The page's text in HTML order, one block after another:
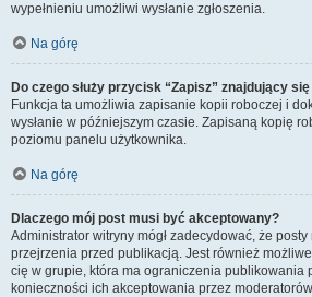
wypełnieniu umożliwi wysłanie zgłoszenia.
Na górę
Do czego służy przycisk “Zapisz” znajdujący
Funkcja ta umożliwia zapisanie kopii roboczej i
wysłanie w późniejszym czasie. Zapisaną kopię
poziomu panelu użytkownika.
Na górę
Dlaczego mój post musi być akceptowany?
Administrator witryny mógł zadecydować, że
przejrzenia przed publikacją. Jest również
cię w grupie, która ma ograniczenia publikowania
konieczności ich akceptowania przez